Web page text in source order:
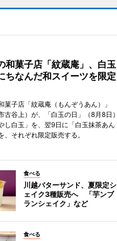
和菓子店「紋蔵庵」、白玉
ちなんだ和スイーツを限定
菓子店「紋蔵庵（もんぞうあん）」
古谷上）が、「白玉の日」（8月8日）
し白玉」を、翌9日に「白玉抹茶あん
、それぞれ限定販売する。
食べる
川越バターサンド、夏限定シ
ェイク3種販売へ 「芋ンブ
ランシェイク」など
食べる